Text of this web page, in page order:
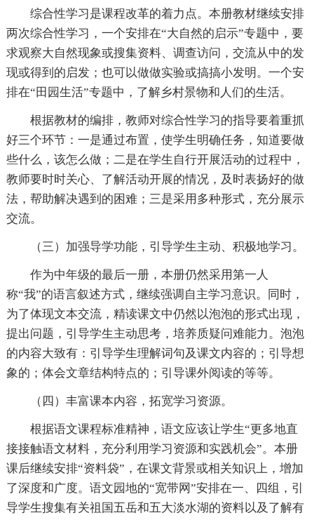
综合性学习是课程改革的着力点。本册教材继续安排
两次综合性学习，一个安排在“大自然的启示”专题中，要
求观察大自然现象或搜集资料、调查访问，交流从中的发
现或得到的启发；也可以做做实验或搞搞小发明。一个安
排在“田园生活”专题中，了解乡村景物和人们的生活。
根据教材的编排，教师对综合性学习的指导要着重抓
好三个环节：一是通过布置，使学生明确任务，知道要做
些什么，该怎么做；二是在学生自行开展活动的过程中，
教师要时时关心、了解活动开展的情况，及时表扬好的做
法，帮助解决遇到的困难；三是采用多种形式，充分展示
交流。
（三）加强导学功能，引导学生主动、积极地学习。
作为中年级的最后一册，本册仍然采用第一人
称“我”的语言叙述方式，继续强调自主学习意识。同时，
为了体现文本交流，精读课文中仍然以泡泡的形式出现，
提出问题，引导学生主动思考，培养质疑问难能力。泡泡
的内容大致有：引导学生理解词句及课文内容的；引导想
象的；体会文章结构特点的；引导课外阅读的等等。
（四）丰富课本内容，拓宽学习资源。
根据语文课程标准精神，语文应该让学生“更多地直
接接触语文材料，充分利用学习资源和实践机会”。本册
课后继续安排“资料袋”，在课文背景或相关知识上，增加
了深度和广度。语文园地的“宽带网”安排在一、四组，引
导学生搜集有关祖国五岳和五大淡水湖的资料以及了解有